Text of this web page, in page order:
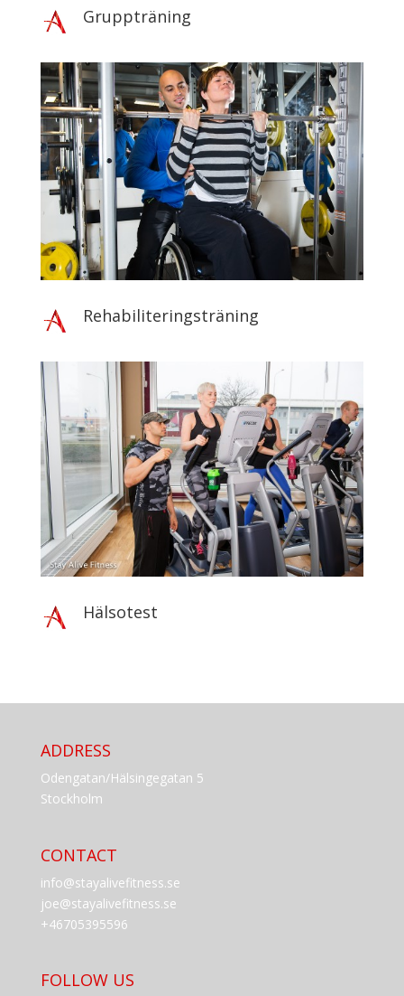
Gruppträning
Rehabiliteringsträning
Hälsotest
ADDRESS
Odengatan/Hälsingegatan 5
Stockholm
CONTACT
info@stayalivefitness.se
joe@stayalivefitness.se
+46705395596
FOLLOW US